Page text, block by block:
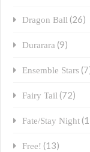
Dragon Ball (26)
Durarara (9)
Ensemble Stars
Fairy Tail (72)
Fate/Stay Night
Free! (13)